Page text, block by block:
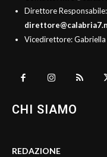
Direttore
Vicedirettore: Gabriella
CHI SIAMO
REDAZIONE